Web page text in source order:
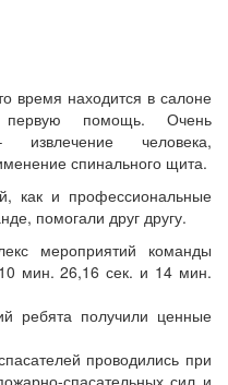
время находится в салоне
первую помощь. Очень
человека,
спинального щита.
как и профессиональные
помогали друг другу.
мероприятий команды
мин. 26,16 сек. и 14 мин.
ребята получили ценные
проводились при
спасательных сил и